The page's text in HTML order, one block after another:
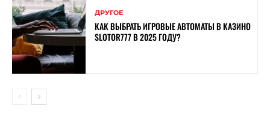
ДРУГОЕ
КАК ВЫБРАТЬ ИГРОВЫЕ АВТОМАТЫ В КАЗИНО
SLOTOR777 В 2025 ГОДУ?